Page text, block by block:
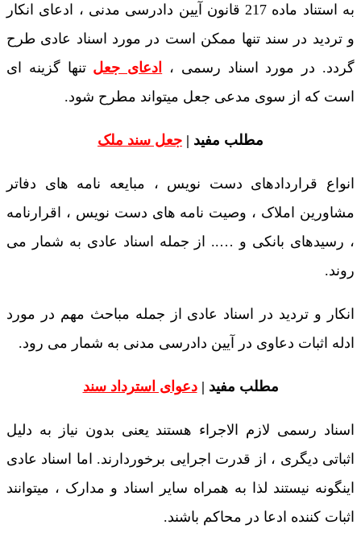
به استناد ماده 217 قانون آیین دادرسی مدنی ، ادعای انکار
و تردید در سند تنها ممکن است در مورد اسناد عادی طرح
گردد. در مورد اسناد رسمی ،
ادعای جعل تنها گزینه ای
است که از سوی مدعی جعل میتواند مطرح شود.
مطلب مفید | جعل سند ملک
انواع قراردادهای دست نویس ، مبایعه نامه های دفاتر
مشاورین املاک ، وصیت نامه های دست نویس ، اقرارنامه
، رسیدهای بانکی و ….. از جمله اسناد عادی به شمار می
روند.
انکار و تردید در اسناد عادی از جمله مباحث مهم در مورد
ادله اثبات دعاوی در آیین دادرسی مدنی به شمار می رود.
مطلب مفید |دعوای استرداد سند
اسناد رسمی لازم الاجراء هستند یعنی بدون نیاز به دلیل
اثباتی دیگری ، از قدرت اجرایی برخوردارند. اما اسناد عادی
اینگونه نیستند لذا به همراه سایر اسناد و مدارک ، میتوانند
اثبات کننده ادعا در محاکم باشند.